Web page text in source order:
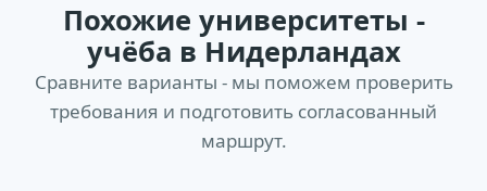
Похожие университеты -
учёба в Нидерландах
Сравните варианты - мы поможем проверить
требования и подготовить согласованный
маршрут.